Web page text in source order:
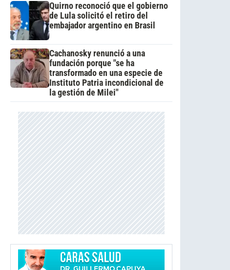
Quirno reconoció que el gobierno
de Lula solicitó el retiro del
embajador argentino en Brasil
Cachanosky renunció a una
fundación porque "se ha
transformado en una especie de
Instituto Patria incondicional de
la gestión de Milei"